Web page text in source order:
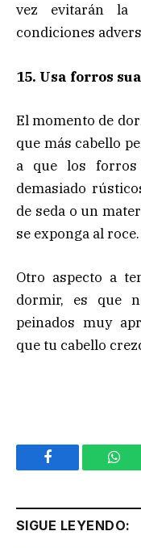
vez evitarán la
condiciones
15. Usa forros
El momento de
que más cabello
a que los forros
demasiado
de seda o un
se exponga al roce.
Otro aspecto a
dormir, es que
peinados muy
que tu cabello
Facebook
SIGUE LEYENDO: